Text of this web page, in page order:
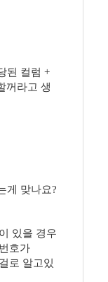
된 컬럼 +
꺼라고 생
게 맞나요?
있을 경우
호가
로 알고있